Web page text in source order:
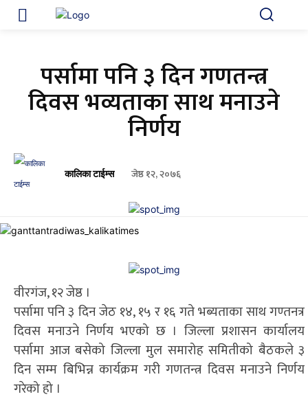
पर्सामा पनि ३ दिन गणतन्त्र
दिवस भव्यताका साथ मनाउने
निर्णय
कालिका टाईम्स जेष्ठ १२, २०७६
वीरगंज, १२ जेष्ठ ।
पर्सामा पनि ३ दिन जेठ १४, १५ र १६ गते भब्यताका साथ गण्तनत्र
दिवस मनाउने निर्णय भएको छ । जिल्ला प्रशासन कार्यालय
पर्सामा आज बसेको जिल्ला मुल समारोह समितीको बैठकले ३
दिन सम्म बिभिन्न कार्यक्रम गरी गणतन्त्र दिवस मनाउने निर्णय
गरेको हो ।